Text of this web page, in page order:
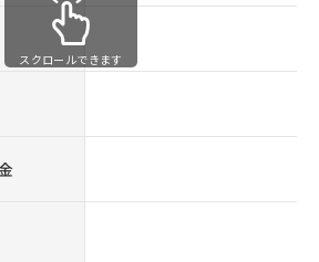
スクロールできます